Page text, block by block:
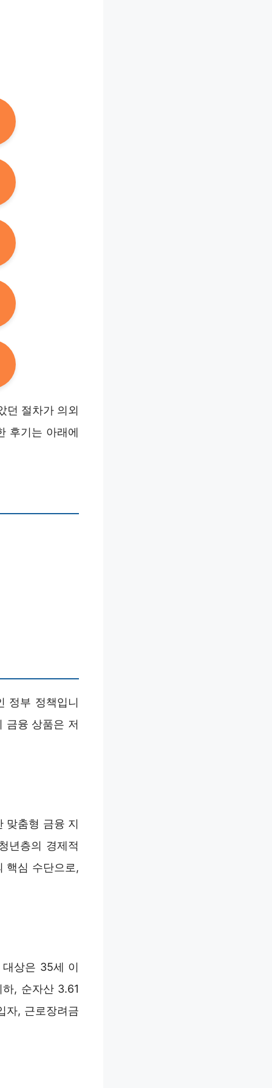
던 절차가 의외
후기는 아래에
정부 정책입니
금융 상품은 저
맞춤형 금융 지
년층의 경제적
핵심 수단으로,
상은 35세 이
, 순자산 3.61
자, 근로장려금